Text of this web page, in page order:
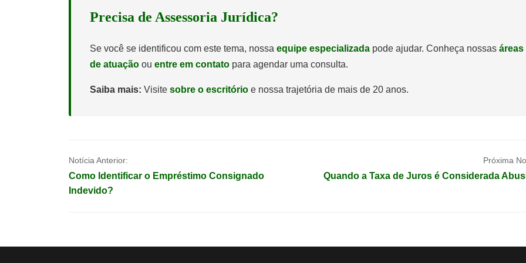
Precisa de Assessoria Jurídica?
Se você se identificou com este tema, nossa equipe especializada pode ajudar. Conheça nossas áreas
de atuação ou entre em contato para agendar uma consulta.
Saiba mais: Visite sobre o escritório e nossa trajetória de mais de 20 anos.
Navegação
de
Notícia Anterior:
Como Identificar o Empréstimo Consignado
Indevido?
Próxima
Quando a Taxa de Juros é Considerada